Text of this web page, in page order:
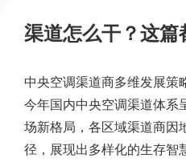
渠道怎么干？这
中央空调渠道商多维发展策
今年国内中央空调渠道体系
场新格局，各区域渠道商因
径，展现出多样化的生存智